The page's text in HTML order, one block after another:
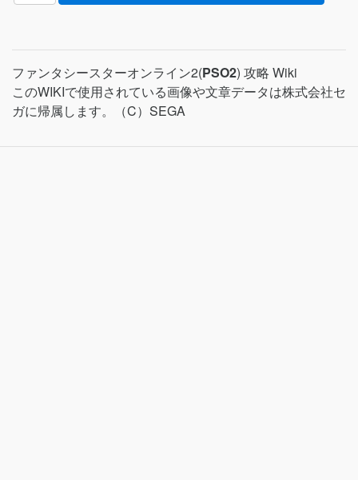
ファンタシースターオンライン2(PSO2) 攻略 Wiki
このWIKIで使用されている画像や文章データは株式会社セ
ガに帰属します。（C）SEGA